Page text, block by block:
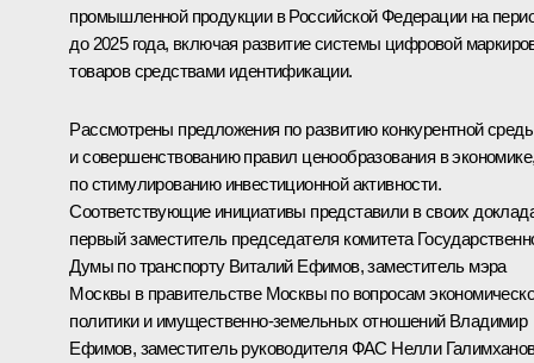
промышленной продукции в Российской Федерации на
до 2025 года, включая развитие системы цифровой
товаров средствами идентификации.
Рассмотрены предложения по развитию конкурентной
и совершенствованию правил ценообразования в
по стимулированию инвестиционной активности.
Соответствующие инициативы представили в своих
первый заместитель председателя комитета
Думы по транспорту Виталий Ефимов, заместитель мэра
Москвы в правительстве Москвы по вопросам
политики и имущественно­-земельных отношений Владимир
Ефимов, заместитель руководителя ФАС Нелли